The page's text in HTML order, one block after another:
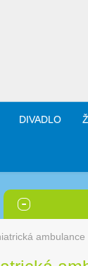
DIVADLO
ambulance